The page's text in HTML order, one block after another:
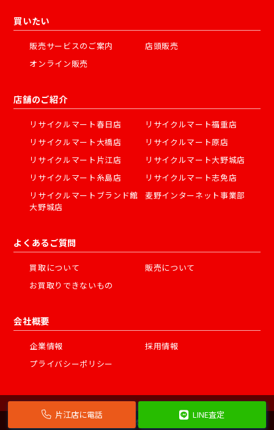
買いたい
販売サービスのご案内
店頭販売
オンライン販売
店舗のご紹介
リサイクルマート春日店
リサイクルマート福重店
リサイクルマート大橋店
リサイクルマート原店
リサイクルマート片江店
リサイクルマート大野城店
リサイクルマート糸島店
リサイクルマート志免店
リサイクルマートブランド館
大野城店
麦野インターネット事業部
よくあるご質問
買取について
販売について
お買取りできないもの
会社概要
企業情報
採用情報
プライバシーポリシー
2026 株式会社フェスタ
片江店に電話 LINE査定